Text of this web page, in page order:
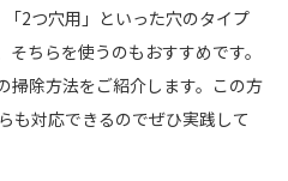
2つ穴用」といった穴のタイプ
ちらを使うのもおすすめです。
掃除方法をご紹介します。この方
も対応できるのでぜひ実践して